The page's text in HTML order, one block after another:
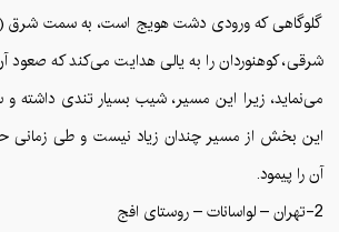
گلوگاهی که ورودی دشت هویج است، به سمت شرق
شرقی، کوهنوردان را به یالی هدایت می‌کند که
می‌نماید، زیرا این مسیر، شیب بسیار تندی داشته
این بخش از مسیر چندان زیاد نیست و طی زمانی
آن را پیمود.
2-تهران – لواسانات – روستای افج